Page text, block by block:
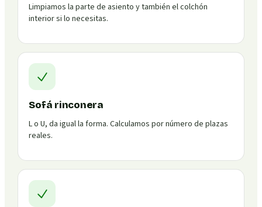
Limpiamos la parte de asiento y también el colchón
interior si lo necesitas.
Sofá rinconera
L o U, da igual la forma. Calculamos por número de plazas
reales.